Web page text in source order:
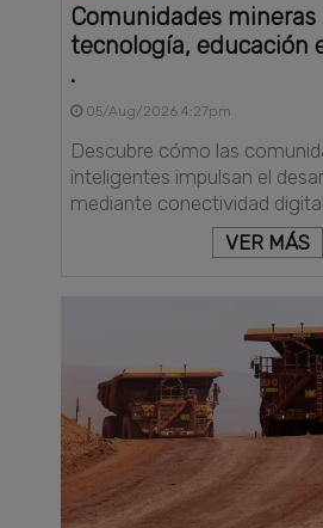
Comunidades
tecnología, educación
.
05/Aug/2026 4:27pm
Descubre cómo las
inteligentes impulsan el
mediante conectividad
VER MÁS